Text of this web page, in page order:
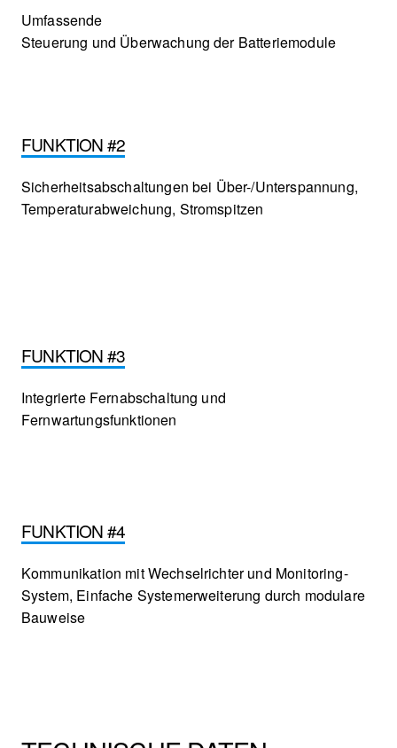
Umfassende
Steuerung und Überwachung der Batteriemodule
FUNKTION #2
Sicherheitsabschaltungen bei Über-/Unterspannung,
Temperaturabweichung, Stromspitzen
FUNKTION #3
Integrierte Fernabschaltung und
Fernwartungsfunktionen
FUNKTION #4
Kommunikation mit Wechselrichter und Monitoring-
System, Einfache Systemerweiterung durch modulare
Bauweise